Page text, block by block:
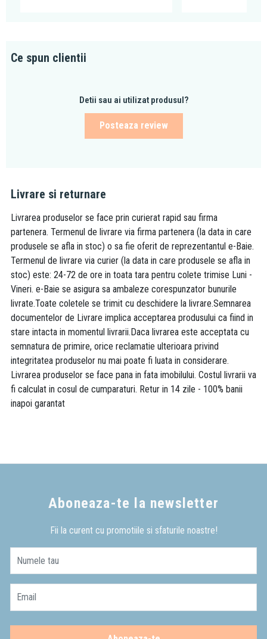
Ce spun clientii
Detii sau ai utilizat produsul?
Posteaza review
Livrare si returnare
Livrarea produselor se face prin curierat rapid sau firma
partenera. Termenul de livrare via firma partenera (la data in care
produsele se afla in stoc) o sa fie oferit de reprezentantul e-Baie.
Termenul de livrare via curier (la data in care produsele se afla in
stoc) este: 24-72 de ore in toata tara pentru colete trimise Luni -
Vineri. e-Baie se asigura sa ambaleze corespunzator bunurile
livrate.Toate coletele se trimit cu deschidere la livrare.Semnarea
documentelor de Livrare implica acceptarea produsului ca fiind in
stare intacta in momentul livrarii.Daca livrarea este acceptata cu
semnatura de primire, orice reclamatie ulterioara privind
integritatea produselor nu mai poate fi luata in considerare.
Livrarea produselor se face pana in fata imobilului. Costul livrarii va
fi calculat in cosul de cumparaturi. Retur in 14 zile - 100% banii
inapoi garantat
Aboneaza-te la newsletter
Fii la curent cu promotiile si sfaturile noastre!
Numele tau
Email